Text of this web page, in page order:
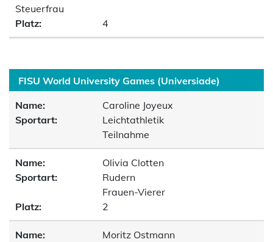
Steuerfrau
Platz:
4
FISU World University Games (Universiade)
Name:
Caroline Joyeux
Sportart:
Leichtathletik
Teilnahme
Name:
Olivia Clotten
Sportart:
Rudern
Frauen-Vierer
Platz:
2
Name:
Moritz Ostmann